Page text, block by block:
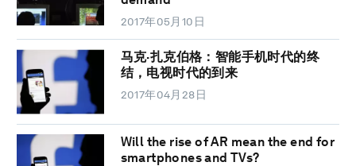
2017年05月10日
马克·扎克伯格：智能手机时代的终
结，电视时代的到来
2017年04月28日
Will the rise of AR mean the end for
smartphones and TVs?